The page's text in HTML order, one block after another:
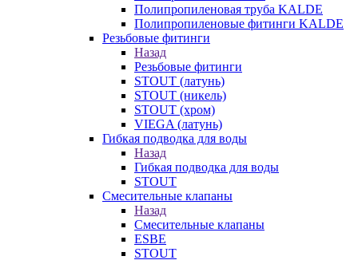
Полипропиленовая труба KALDE
Полипропиленовые фитинги KALDE
Резьбовые фитинги
Назад
Резьбовые фитинги
STOUT (латунь)
STOUT (никель)
STOUT (хром)
VIEGA (латунь)
Гибкая подводка для воды
Назад
Гибкая подводка для воды
STOUT
Смесительные клапаны
Назад
Смесительные клапаны
ESBE
STOUT